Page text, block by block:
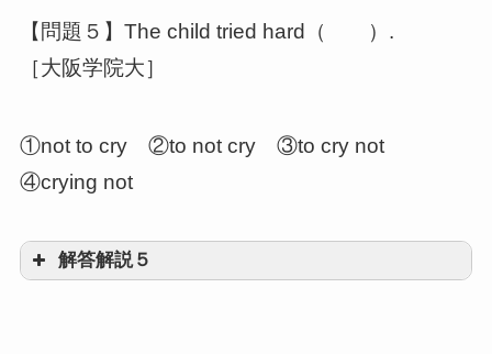
be glad to doは「喜んで～する」という意
味
to不定詞の副詞的用法
【問題５】The child tried hard（ ）.
［大阪学院大］
①not to cry ②to not cry ③to cry not
④crying not
解答解説５